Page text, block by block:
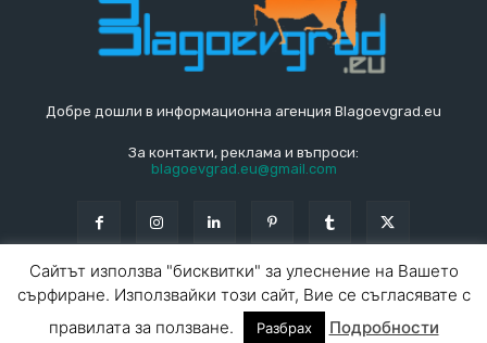
Добре дошли в информационна агенция Blagoevgrad.eu
За контакти, реклама и въпроси:
blagoevgrad.eu@gmail.com
Общи условия
За контакти
За реклама СПРАВОЧНИК СЪБИТИЯ
Сайтът използва "бисквитки" за улеснение на Вашето
сърфиране. Използвайки този сайт, Вие се съгласявате с
правилата за ползване.
Разбрах Подробности